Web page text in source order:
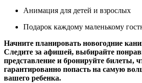
Анимация для детей и взрослых
Подарок каждому маленькому
Начните планировать новогодние
Следите за афишей, выбирайте
представление и бронируйте билеты,
гарантированно попасть на самую
вашего ребенка.